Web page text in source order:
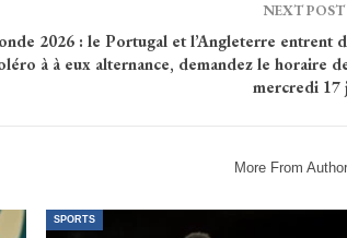
NEXT POST
2026 : le Portugal et l’Angleterre entrent
à à eux alternance, demandez le horaire
mercredi 17
More From Author
SPORTS